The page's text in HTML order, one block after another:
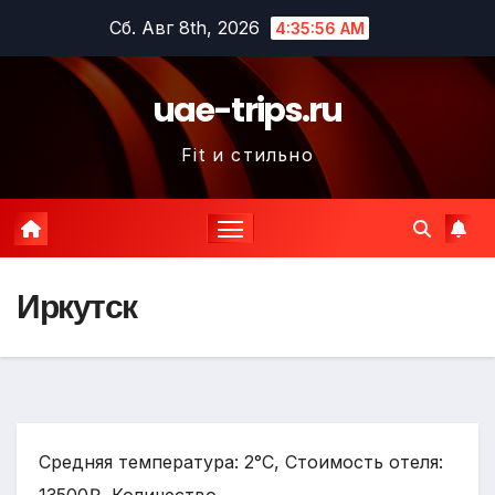
содержимому
Сб. Авг 8th, 2026 4:35:58 AM
uae-trips.ru
Fit и стильно
Иркутск
Средняя температура: 2°C, Стоимость отеля: